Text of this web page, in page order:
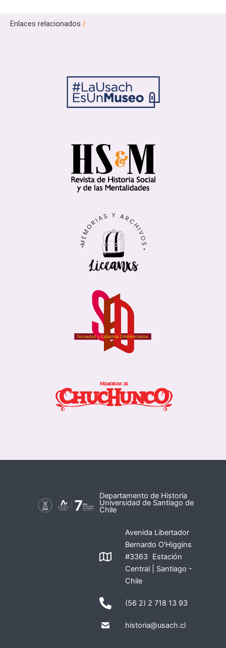
Enlaces relacionados /
Departamento de Historia
Universidad de Santiago de
Chile
Avenida Libertador
Bernardo O'Higgins
#3363 Estación
Central | Santiago -
Chile
(56 2) 2 718 13 93
historia@usach.cl